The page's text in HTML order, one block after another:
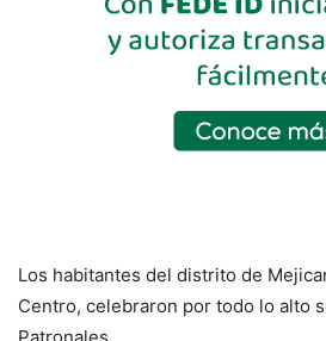
Los habitantes del distrito de
Centro, celebraron por todo lo alto